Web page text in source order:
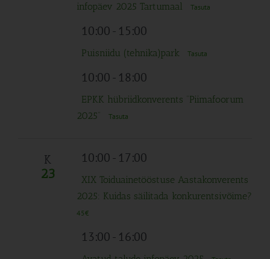
infopäev 2025 Tartumaal
Tasuta
10:00- 15:00
Puisniidu (tehnika)park Tasuta
10:00- 18:00
EPKK hübriidkonverents “Piimafoorum
2025”
Tasuta
K
23
10:00- 17:00
XIX Toiduainetööstuse Aastakonverents
2025: Kuidas säilitada konkurentsivõime?
45€
13:00- 16:00